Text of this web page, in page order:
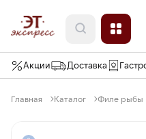
Акции Доставка
Главная Каталог Филе рыбы